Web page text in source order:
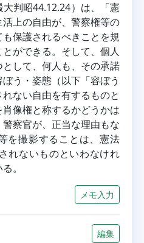
判昭44.12.24）は、「憲
上の自由が、警察権等の
保護されるべきことを規
ができる。そして、個人
して、何人も、その承諾
う・姿態（以下「容ぼう
ない自由を有するものと
像権と称するかどうかは
察官が、正当な理由もな
を撮影することは、憲法
れないものといわなけれ
。
メモ入力
編集